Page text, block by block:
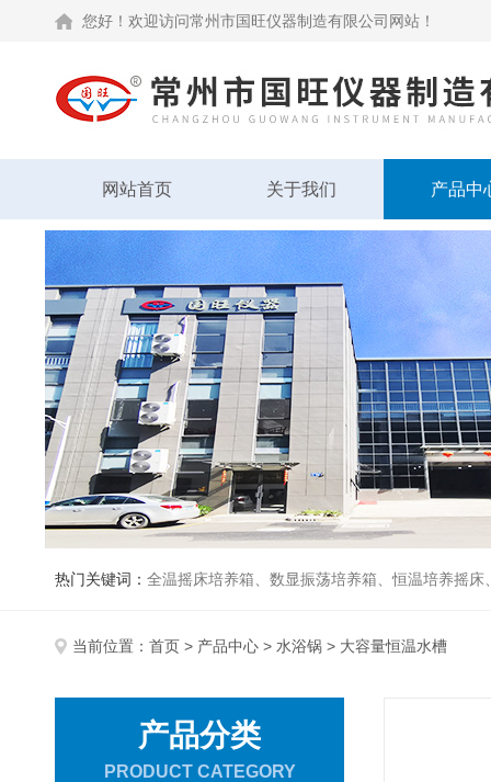
您好！欢迎访问常州市国旺仪器制造有限公司网站！
网站首页 关于我们 产品中
热门关键词： 全温摇床培养箱、数显振荡培养箱、恒温培养摇
当前位置： 首页 > 产品中心 > 水浴锅 > 大容量恒温水槽
产品分类
PRODUCT CATEGORY